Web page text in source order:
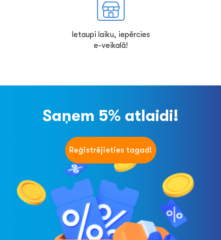
Ietaupi laiku, iepērcies
e-veikalā!
Saņem 5% atlaidi!
Reģistrējieties tagad!